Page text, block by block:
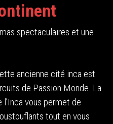
spectaculaires et une
ancienne cité inca est
de Passion Monde. La
l’Inca vous permet de
tout en vous